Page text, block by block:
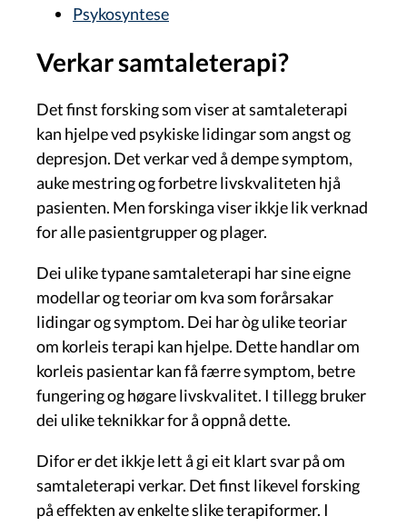
Psykosyntese
Verkar samtaleterapi?
Det finst forsking som viser at samtaleterapi
kan hjelpe ved psykiske lidingar som angst og
depresjon. Det verkar ved å dempe symptom,
auke mestring og forbetre livskvaliteten hjå
pasienten. Men forskinga viser ikkje lik verknad
for alle pasientgrupper og plager.
Dei ulike typane samtaleterapi har sine eigne
modellar og teoriar om kva som forårsakar
lidingar og symptom. Dei har òg ulike teoriar
om korleis terapi kan hjelpe. Dette handlar om
korleis pasientar kan få færre symptom, betre
fungering og høgare livskvalitet. I tillegg bruker
dei ulike teknikkar for å oppnå dette.
Difor er det ikkje lett å gi eit klart svar på om
samtaleterapi verkar. Det finst likevel forsking
på effekten av enkelte slike terapiformer. I